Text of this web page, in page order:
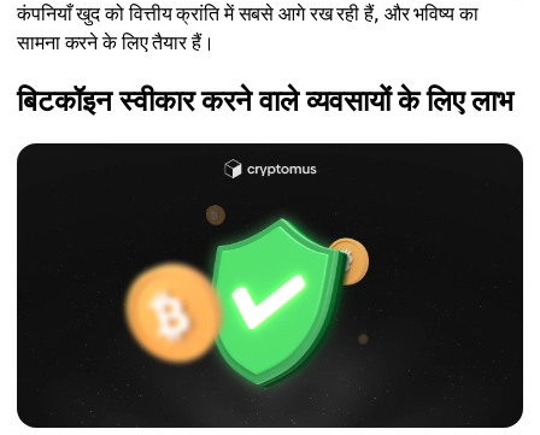
कंपनियाँ खुद को वित्तीय क्रांति में सबसे आगे रख रही हैं, और भविष्य का
सामना करने के लिए तैयार हैं।
बिटकॉइन स्वीकार करने वाले व्यवसायों के लिए लाभ